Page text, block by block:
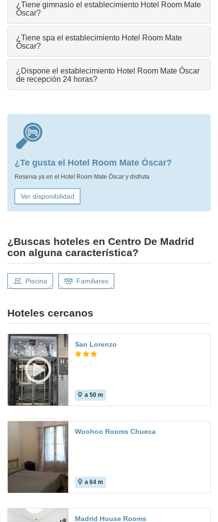
¿Tiene gimnasio el establecimiento Hotel Room Mate
Óscar?
¿Tiene spa el establecimiento Hotel Room Mate
Óscar?
¿Dispone el establecimiento Hotel Room Mate Óscar
de recepción 24 horas?
¿Te gusta el Hotel Room Mate Óscar?
Reserva ya en el Hotel Room Mate Óscar y disfruta
Ver disponibilidad
¿Buscas hoteles en Centro De Madrid
con alguna característica?
Piscina Familiares
Hoteles cercanos
San Lorenzo
a 50 m
Woohoo Rooms Chueca
a 64 m
Madrid House Rooms